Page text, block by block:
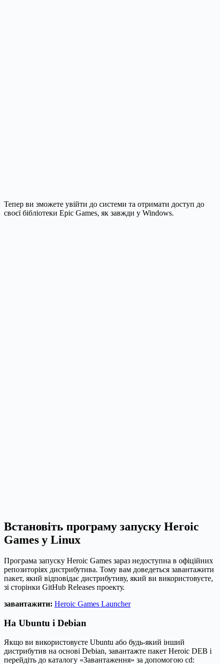
Тепер ви зможете увійти до системи та отримати доступ до
своєї бібліотеки Epic Games, як завжди у Windows.
Встановіть програму запуску Heroic
Games у Linux
Програма запуску Heroic Games зараз недоступна в офіційних
репозиторіях дистрибутива. Тому вам доведеться завантажити
пакет, який відповідає дистрибутиву, який ви використовуєте,
зі сторінки GitHub Releases проекту.
завантажити: Heroic Games Launcher
На Ubuntu і Debian
Якщо ви використовуєте Ubuntu або будь-який інший
дистрибутив на основі Debian, завантажте пакет Heroic DEB і
перейдіть до каталогу «Завантаження» за допомогою cd: